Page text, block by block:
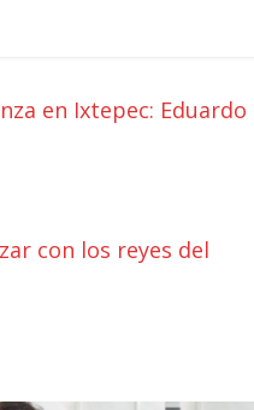
en Ixtepec: Eduardo
con los reyes del